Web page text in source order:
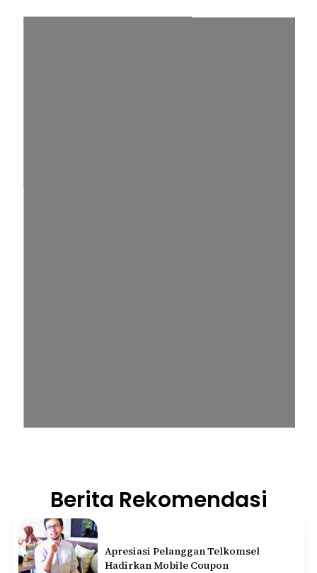
Berita Rekomendasi
Apresiasi Pelanggan Telkomsel
Hadirkan Mobile Coupon